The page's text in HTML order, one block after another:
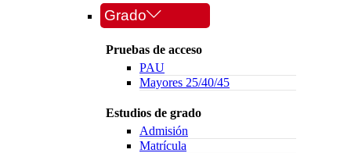
Grado
Pruebas de acceso
PAU
Mayores 25/40/45
Estudios de grado
Admisión
Matrícula